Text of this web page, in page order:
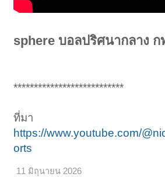
sphere บอลปริศนากลาง ก
***************************
ที่มา
https://www.youtube.com/
orts
11 มิถุนายน 2026